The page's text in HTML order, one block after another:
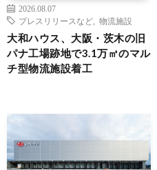
2026.08.07
プレスリリースなど
物流施設
大和ハウス、大阪・茨木の旧
パナ工場跡地で3.1万㎡のマル
チ型物流施設着工